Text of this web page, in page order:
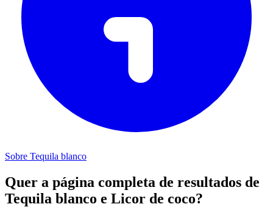
Sobre Tequila blanco
Quer a página completa de resultados de
Tequila blanco e Licor de coco?